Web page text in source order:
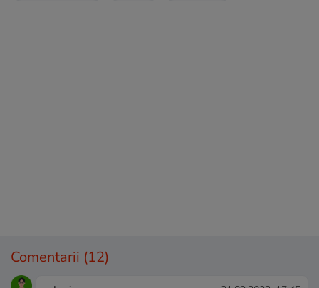
Comentarii (12)